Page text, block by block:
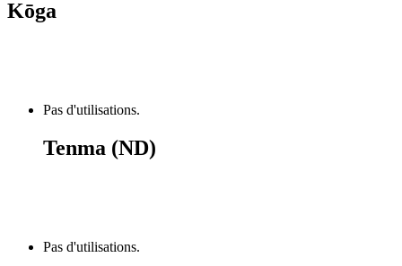
Kōga
Pas d'utilisations.
Tenma (ND)
Pas d'utilisations.